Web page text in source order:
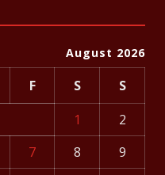
August 2026
F S
S
1
2
7 8
9